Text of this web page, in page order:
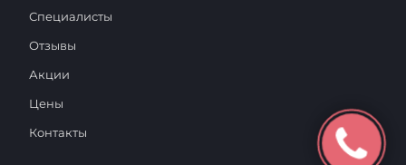
Специалисты
Отзывы
Акции
Цены
Контакты